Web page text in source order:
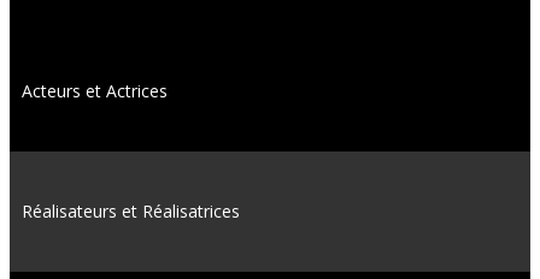
Acteurs et Actrices
Réalisateurs et Réalisatrices